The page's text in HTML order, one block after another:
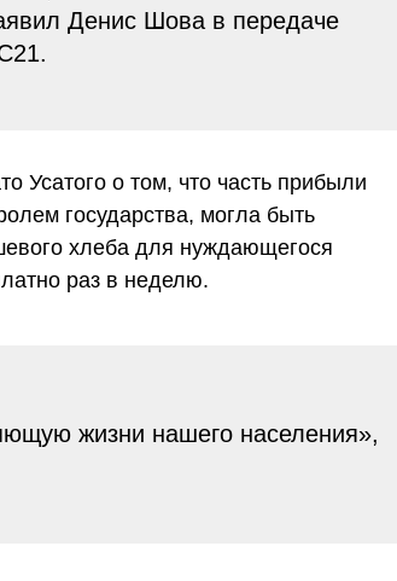
Денис Шова в передаче
Усатого о том, что часть прибыли
государства, могла быть
хлеба для нуждающегося
раз в неделю.
жизни нашего населения»,